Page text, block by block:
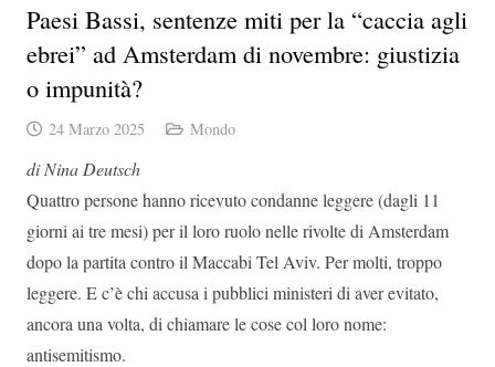
​Paesi Bassi, sentenze miti per la “caccia agli
ebrei” ad Amsterdam di novembre: giustizia
o impunità?
24 Marzo 2025 Mondo
di Nina Deutsch
Quattro persone hanno ricevuto condanne leggere (dagli 11
giorni ai tre mesi) per il loro ruolo nelle rivolte di Amsterdam
dopo la partita contro il Maccabi Tel Aviv. Per molti, troppo
leggere. E c’è chi accusa i pubblici ministeri di aver evitato,
ancora una volta, di chiamare le cose col loro nome:
antisemitismo.